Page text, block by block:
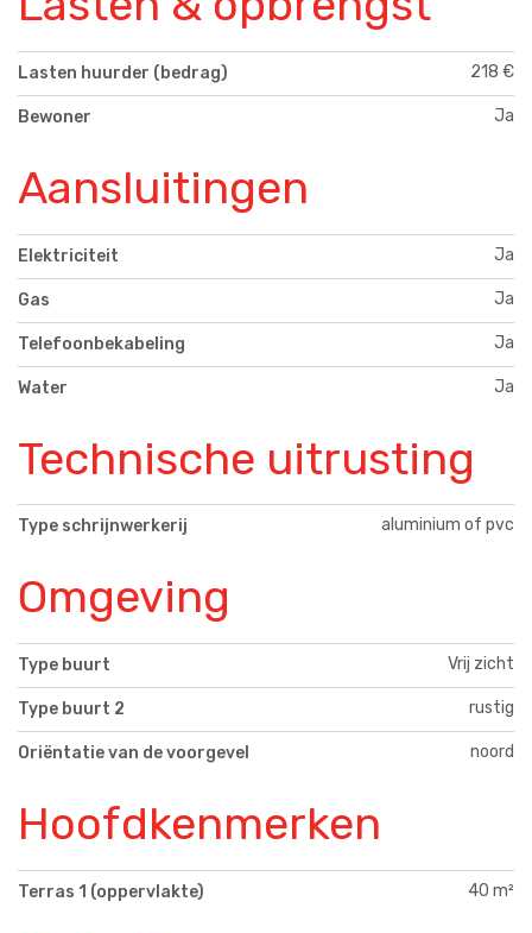
Lasten huurder (bedrag) 218 €
Bewoner Ja
Aansluitingen
Elektriciteit Ja
Gas Ja
Telefoonbekabeling Ja
Water Ja
Technische uitrusting
Type schrijnwerkerij aluminium of pvc
Omgeving
Type buurt Vrij zicht
Type buurt 2 rustig
Oriëntatie van de voorgevel noord
Hoofdkenmerken
Terras 1 (oppervlakte) 40 m²